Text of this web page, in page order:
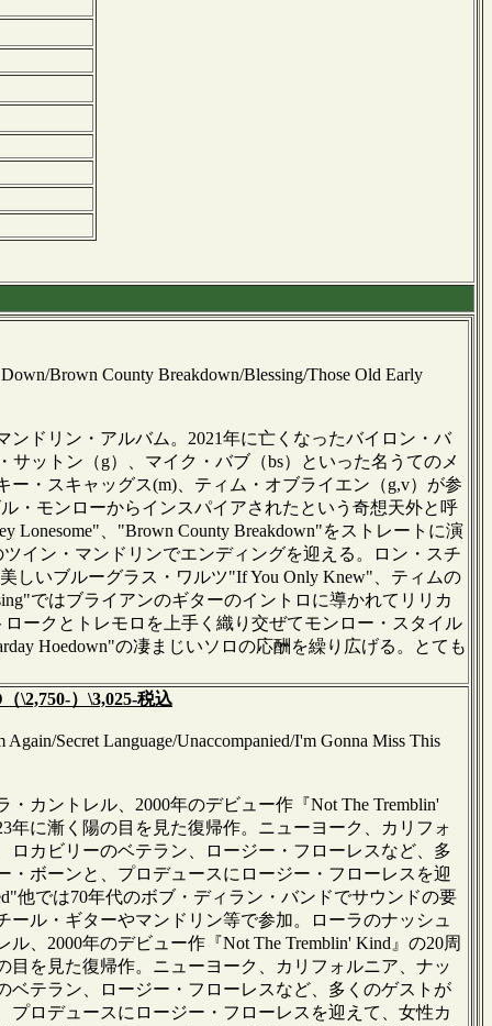
Brown County Breakdown/Blessing/Those Old Early
ドリン・アルバム。2021年に亡くなったバイロン・バ
ットン（g）、マイク・バブ（bs）といった名うてのメ
・スキャッグス(m)、ティム・オブライエン（g,v）が参
・モンローからインスパイアされたという奇想天外と呼
、"Brown County Breakdown"をストレートに演
イン・マンドリンでエンディングを迎える。ロン・スチ
しいブルーグラス・ワルツ"If You Only Knew"、ティムの
ではブライアンのギターのイントロに導かれてリリカ
ークとトレモロを上手く織り交ぜてモンロー・スタイル
Hoedown"の凄まじいソロの応酬を繰り広げる。とても
\2,750-）\3,025-税込
Secret Language/Unaccompanied/I'm Gonna Miss This
カントレル、2000年のデビュー作『Not The Tremblin'
に漸く陽の目を見た復帰作。ニューヨーク、カリフォ
カビリーのベテラン、ロージー・フローレスなど、多
ボーンと、プロデュースにロージー・フローレスを迎
他では70年代のボブ・ディラン・バンドでサウンドの要
ル・ギターやマンドリン等で参加。ローラのナッシュ
、2000年のデビュー作『Not The Tremblin' Kind』の20周
を見た復帰作。ニューヨーク、カリフォルニア、ナッ
テラン、ロージー・フローレスなど、多くのゲストが
ロデュースにロージー・フローレスを迎えて、女性カ